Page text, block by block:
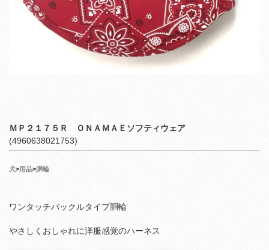
ＭＰ２１７５Ｒ ＯＮＡＭＡＥソフティウェア
(4960638021753)
犬>用品>胴輪
ワンタッチバックルタイプ胴輪
やさしくおしゃれに洋服感覚のハーネス